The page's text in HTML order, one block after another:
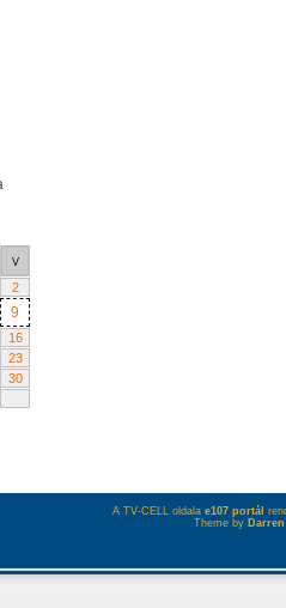
V
2
9
16
23
30
A TV-CELL oldala e107 portál
Theme by